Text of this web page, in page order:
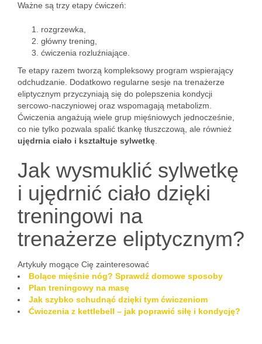
Ważne są trzy etapy ćwiczeń:
rozgrzewka,
główny trening,
ćwiczenia rozluźniające.
Te etapy razem tworzą kompleksowy program wspierający
odchudzanie. Dodatkowo regularne sesje na trenażerze
eliptycznym przyczyniają się do polepszenia kondycji
sercowo-naczyniowej oraz wspomagają metabolizm.
Ćwiczenia angażują wiele grup mięśniowych jednocześnie,
co nie tylko pozwala spalić tkankę tłuszczową, ale również
ujędrnia ciało i kształtuje sylwetkę
Jak wysmuklić sylwetkę
i ujędrnić ciało dzięki
treningowi na
trenażerze eliptycznym?
Artykuły mogące Cię zainteresować
Bolące mięśnie nóg? Sprawdź domowe sposoby
Plan treningowy na masę
Jak szybko schudnąć dzięki tym ćwiczeniom
Ćwiczenia z kettlebell – jak poprawić siłę i kondycję?